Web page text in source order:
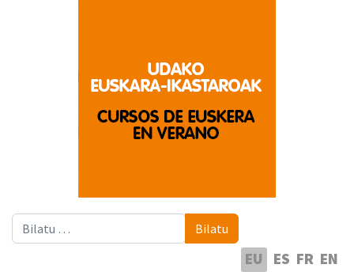
Bilatu Bilatu
EU ES FR EN